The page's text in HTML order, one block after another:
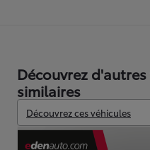
Découvrez
similaires
Découvrez ces véhicules